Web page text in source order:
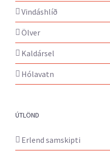
Vindáshlíð
Ölver
Kaldársel
Hólavatn
ÚTLÖND
Erlend samskipti